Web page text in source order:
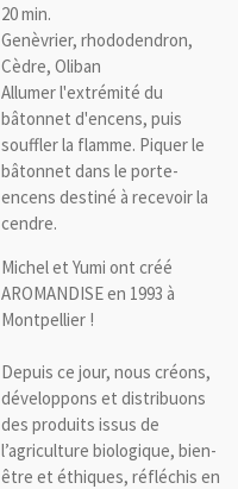
20 min.
Genèvrier, rhododendron,
Cèdre, Oliban
Allumer l'extrémité du
bâtonnet d'encens, puis
souffler la flamme. Piquer le
bâtonnet dans le porte-
encens destiné à recevoir la
cendre.
Michel et Yumi ont créé
AROMANDISE en 1993 à
Montpellier !
Depuis ce jour, nous créons,
développons et distribuons
des produits issus de
l’agriculture biologique, bien-
être et éthiques, réfléchis en